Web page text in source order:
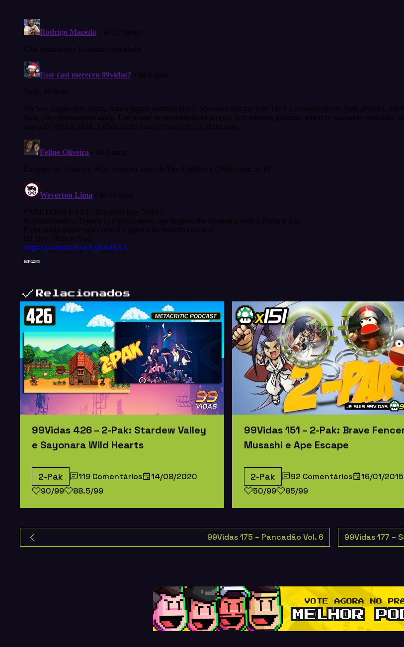
Relacionados
99Vidas 426 – 2-Pak: Stardew Valley
e Sayonara Wild Hearts
2-Pak 119 Comentários
14/08/2020
90/99
88.5/99
99Vidas 151 – 2-Pak: Brave
Musashi e Ape Escape
2-Pak 92 Comentários
16/01/2015
50/99
85/99
99Vidas 175 – Pancadão Vol. 6 99Vidas 177 –